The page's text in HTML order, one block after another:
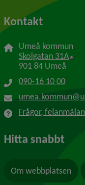
Kontakt
Umeå kommun
Skolgatan 31A
901 84 Umeå
090-16 10 00
Frågor,
Hitta snabbt
Om webbplatsen